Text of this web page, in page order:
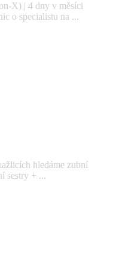
X) | 4 dny v měsíci
o specialistu na ...
hledáme zubní
sestry + ...